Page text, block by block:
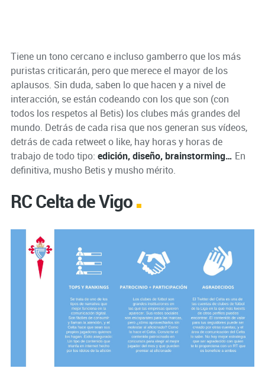
Tiene un tono cercano e incluso gamberro que los más
puristas criticarán, pero que merece el mayor de los
aplausos. Sin duda, saben lo que hacen y a nivel de
interacción, se están codeando con los que son (con
todos los respetos al Betis) los clubes más grandes del
mundo. Detrás de cada risa que nos generan sus vídeos,
detrás de cada retweet o like, hay horas y horas de
trabajo de todo tipo: edición, diseño, brainstorming… En
definitiva, musho Betis y musho mérito.
RC Celta de Vigo